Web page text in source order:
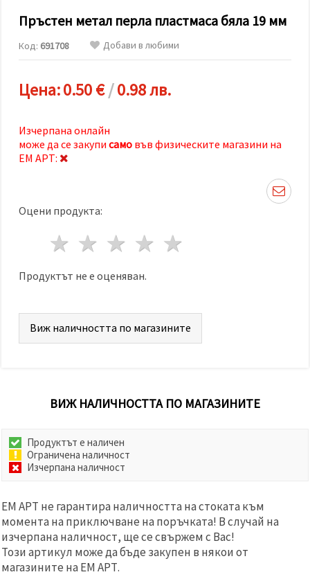
за анализ
използваме
като
натиснеш
"Приеми
си в
"бисквитки"
"Запази"
Приеми
Пръстен метал перла пластмаса бяла 19 мм
Код: 691708 Добави в любими
Цена:0.50 €/0.98 лв.
Изчерпана онлайн
може да се закупи само във физическите магазини на
ЕМ АРТ:
Оцени продукта:
4 звезди
3 звезди
2 звезди
1 звезда
Продуктът не е оценяван.
Виж наличността по магазините
ВИЖ НАЛИЧНОСТТА ПО МАГАЗИНИТЕ
Продуктът е наличен
Ограничена наличност
Изчерпана наличност
ЕМ АРТ не гарантира наличността на стоката към
момента на приключване на поръчката! В случай на
изчерпана наличност, ще се свържем с Вас!
Този артикул може да бъде закупен в някои от
магазините на ЕМ АРТ.